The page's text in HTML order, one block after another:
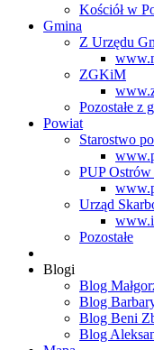
Kościół w
Gmina
Z Urzędu
ZGKiM
Pozostałe z
Powiat
Starostwo
PUP Ostrów
Urząd
Pozostałe
Blogi
Blog
Blog
Blog Beni
Blog